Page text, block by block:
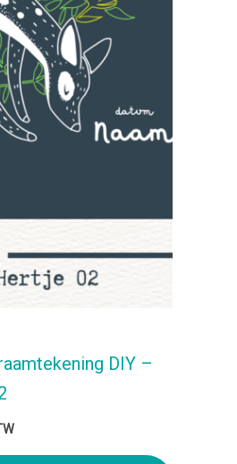
DIY –